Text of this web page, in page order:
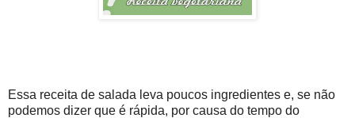
Essa receita de salada leva poucos ingredientes e, se não
podemos dizer que é rápida, por causa do tempo do